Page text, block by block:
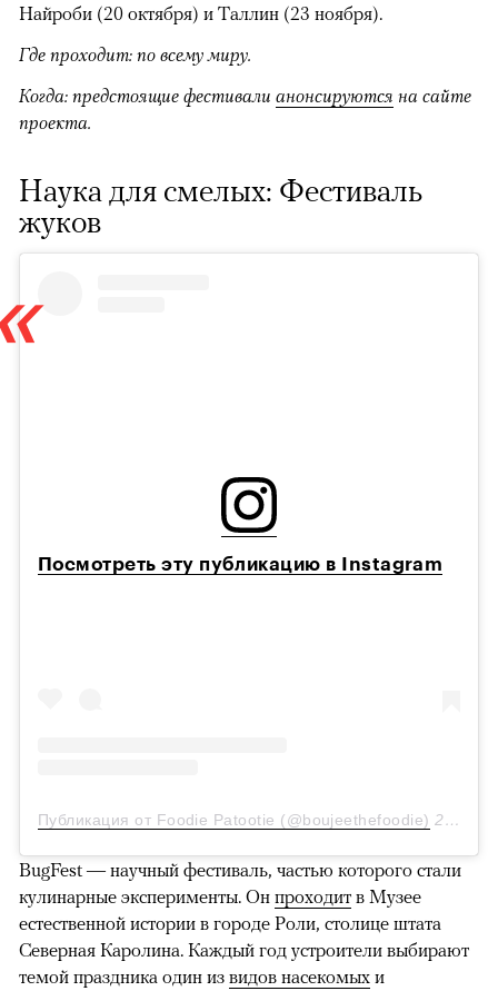
Найроби (20 октября) и Таллин (23 ноября).
Где проходит: по всему миру.
Когда: предстоящие фестивали анонсируются на сайте
проекта.
Наука для смелых: Фестиваль
жуков
Посмотреть эту публикацию в Instagram
Публикация от Foodie Patootie (@boujeethefoodie) 22 Сен 2019 в 10:06 PDT
BugFest — научный фестиваль, частью которого стали
кулинарные эксперименты. Он проходит в Музее
естественной истории в городе Роли, столице штата
Северная Каролина. Каждый год устроители выбирают
темой праздника один из видов насекомых и